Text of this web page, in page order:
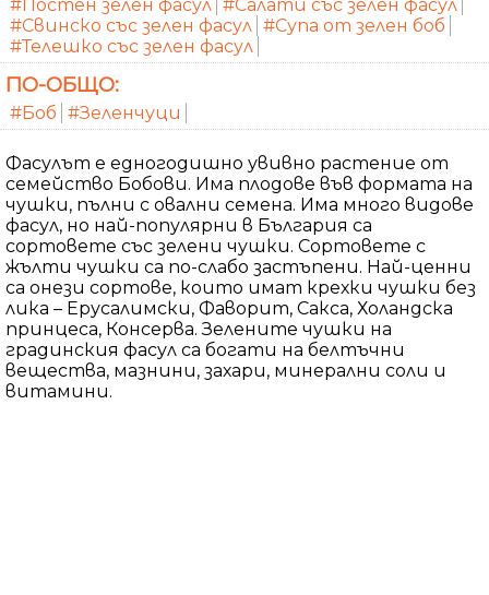
#Постен зелен фасул #Салати със зелен фасул
#Свинско със зелен фасул #Супа от зелен боб
#Телешко със зелен фасул
ПО-ОБЩО:
#Боб #Зеленчуци
Фасулът е едногодишно увивно растение от
семейство Бобови. Има плодове във формата на
чушки, пълни с овални семена. Има много видове
фасул, но най-популярни в България са
сортовете със зелени чушки. Сортовете с
жълти чушки са по-слабо застъпени. Най-ценни
са онези сортове, които имат крехки чушки без
лика – Ерусалимски, Фаворит, Сакса, Холандска
принцеса, Консерва. Зелените чушки на
градинския фасул са богати на белтъчни
вещества, мазнини, захари, минерални соли и
витамини.